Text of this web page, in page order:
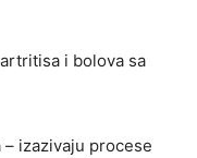
i bolova sa
izazivaju procese